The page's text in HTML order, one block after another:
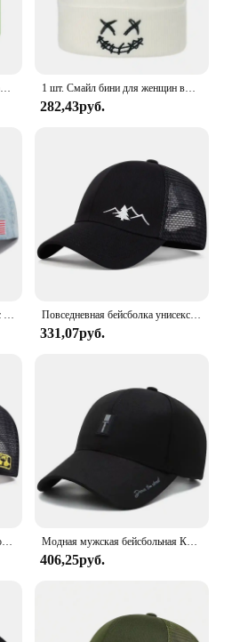
Женские шорты, спортивные шорты для женщин, Новые велосипедные шорты с высокой талией для бега, фитнеса, тренажерного зала с эффектом пуш-ап, леггинсы, одежда для йоги 1 шт. Смайл бини для женщин вышивка вязаная мужская шапка унисекс шапка бини Зимние Шляпа-Кепка с черепом мягкие чулки шапки
282,43руб.
Модные джинсовые бейсболки с вышивкой NYC 1985, регулируемые уличные повседневные бейсболки для взрослых, спортивные шляпы от солнца для гольфа Повседневная бейсболка унисекс, спортивная шляпа Snapback, горная вышивка, шляпы в стиле хип-хоп, летние дышащие сетчатые кепки Gorras
331,07руб.
Летняя мужская сетчатая бейсболка, спортивная бейсболка с надписью Snapback для женщин, дышащие кепки унисекс, шляпы дальнобойщика в стиле хип-хоп Модная мужская бейсбольная Кепка с вышивкой, бейсболки для мужчин в стиле хип-хоп, Спортивная повседневная Кепка для водителя грузовика, уличные солнцезащитные шапки
406,25руб.